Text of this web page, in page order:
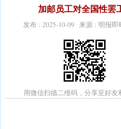
加邮员工对全国性罢
发布 : 2025-10-09 来源 : 明报即
用微信扫描二维码，分享至好友